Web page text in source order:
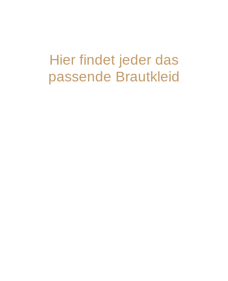
Hier findet jeder das
passende Brautkleid